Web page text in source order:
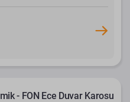
- FON Ece Duvar Karosu